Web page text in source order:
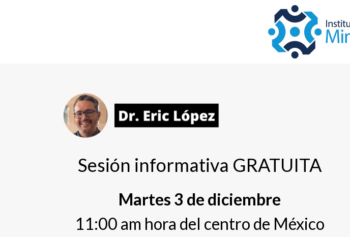
Sesión informativa GRATUITA
Martes 3 de diciembre
11:00 am hora del centro de México